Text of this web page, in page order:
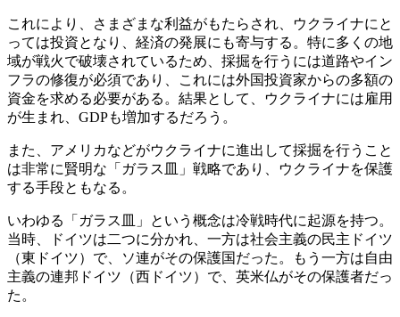
これにより、さまざまな利益がもたらされ、ウクライナにと
っては投資となり、経済の発展にも寄与する。特に多くの地
域が戦火で破壊されているため、採掘を行うには道路やイン
フラの修復が必須であり、これには外国投資家からの多額の
資金を求める必要がある。結果として、ウクライナには雇用
が生まれ、GDPも増加するだろう。
また、アメリカなどがウクライナに進出して採掘を行うこと
は非常に賢明な「ガラス皿」戦略であり、ウクライナを保護
する手段ともなる。
いわゆる「ガラス皿」という概念は冷戦時代に起源を持つ。
当時、ドイツは二つに分かれ、一方は社会主義の民主ドイツ
（東ドイツ）で、ソ連がその保護国だった。もう一方は自由
主義の連邦ドイツ（西ドイツ）で、英米仏がその保護者だっ
た。